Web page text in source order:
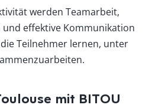
werden Teamarbeit,
effektive Kommunikation
Teilnehmer lernen, unter
mit BITOU